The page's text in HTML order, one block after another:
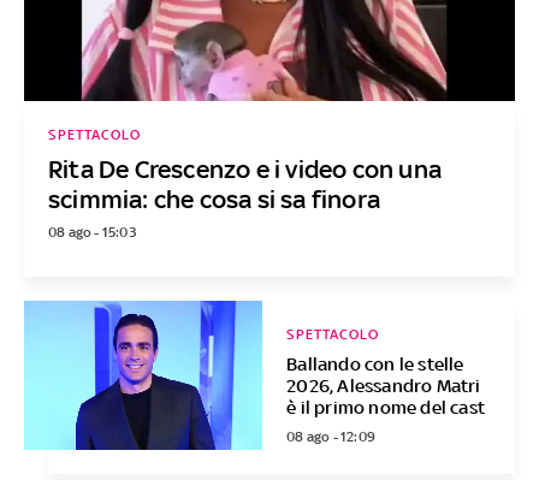
Rita De Crescenzo e i video con una
scimmia: che cosa si sa finora
SPETTACOLO
08 ago - 15:03
Ballando con le stelle
2026, Alessandro Matri
è il primo nome del cast
SPETTACOLO
08 ago - 12:09